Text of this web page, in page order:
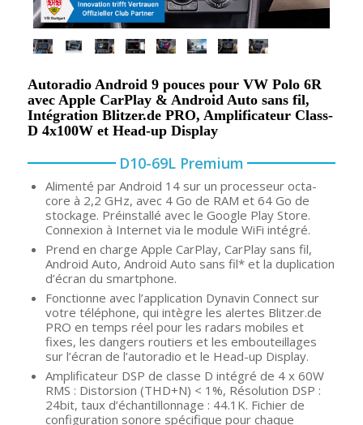
Autoradio Android 9 pouces pour VW Polo 6R
avec Apple CarPlay & Android Auto sans fil,
Intégration Blitzer.de PRO, Amplificateur Class-
D 4x100W et Head-up Display
D10-69L Premium
Alimenté par Android 14 sur un processeur octa-
core à 2,2 GHz, avec 4 Go de RAM et 64 Go de
stockage. Préinstallé avec le Google Play Store.
Connexion à Internet via le module WiFi intégré.
Prend en charge Apple CarPlay, CarPlay sans fil,
Android Auto, Android Auto sans fil* et la duplication
d’écran du smartphone.
Fonctionne avec l’application Dynavin Connect sur
votre téléphone, qui intègre les alertes Blitzer.de
PRO en temps réel pour les radars mobiles et
fixes, les dangers routiers et les embouteillages
sur l’écran de l’autoradio et le Head-up Display.
Amplificateur DSP de classe D intégré de 4 x 60W
RMS : Distorsion (THD+N) < 1%, Résolution DSP :
24bit, taux d’échantillonnage : 44.1K. Fichier de
configuration sonore spécifique pour chaque